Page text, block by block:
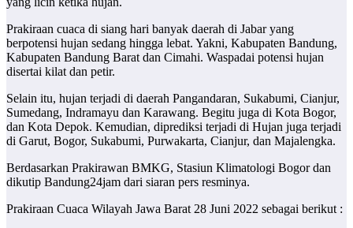
Prakiraan cuaca di siang hari banyak daerah di Jabar yang
berpotensi hujan sedang hingga lebat. Yakni, Kabupaten Bandung,
Kabupaten Bandung Barat dan Cimahi. Waspadai potensi hujan
disertai kilat dan petir.
Selain itu, hujan terjadi di daerah Pangandaran, Sukabumi, Cianjur,
Sumedang, Indramayu dan Karawang. Begitu juga di Kota Bogor,
dan Kota Depok. Kemudian, diprediksi terjadi di Hujan juga terjadi
di Garut, Bogor, Sukabumi, Purwakarta, Cianjur, dan Majalengka.
Berdasarkan Prakirawan BMKG, Stasiun Klimatologi Bogor dan
dikutip Bandung24jam dari siaran pers resminya.
Prakiraan Cuaca Wilayah Jawa Barat 28 Juni 2022 sebagai berikut :